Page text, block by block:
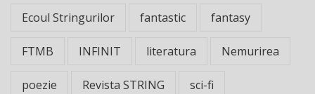
Ecoul Stringurilor fantastic fantasy
FTMB INFINIT literatura Nemurirea
poezie Revista STRING sci-fi